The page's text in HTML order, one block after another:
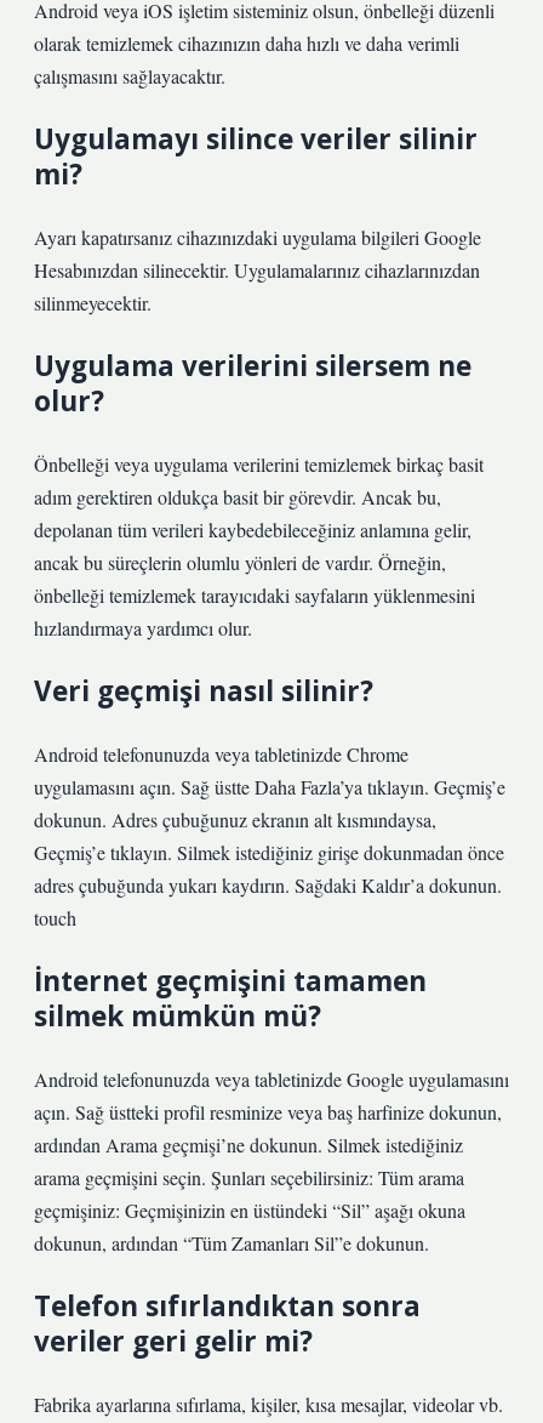
Android veya iOS işletim sisteminiz olsun, önbelleği düzenli
olarak temizlemek cihazınızın daha hızlı ve daha verimli
çalışmasını sağlayacaktır.
Uygulamayı silince veriler silinir
mi?
Ayarı kapatırsanız cihazınızdaki uygulama bilgileri Google
Hesabınızdan silinecektir. Uygulamalarınız cihazlarınızdan
silinmeyecektir.
Uygulama verilerini silersem ne
olur?
Önbelleği veya uygulama verilerini temizlemek birkaç basit
adım gerektiren oldukça basit bir görevdir. Ancak bu,
depolanan tüm verileri kaybedebileceğiniz anlamına gelir,
ancak bu süreçlerin olumlu yönleri de vardır. Örneğin,
önbelleği temizlemek tarayıcıdaki sayfaların yüklenmesini
hızlandırmaya yardımcı olur.
Veri geçmişi nasıl silinir?
Android telefonunuzda veya tabletinizde Chrome
uygulamasını açın. Sağ üstte Daha Fazla’ya tıklayın. Geçmiş’e
dokunun. Adres çubuğunuz ekranın alt kısmındaysa,
Geçmiş’e tıklayın. Silmek istediğiniz girişe dokunmadan önce
adres çubuğunda yukarı kaydırın. Sağdaki Kaldır’a dokunun.
touch
İnternet geçmişini tamamen
silmek mümkün mü?
Android telefonunuzda veya tabletinizde Google uygulamasını
açın. Sağ üstteki profil resminize veya baş harfinize dokunun,
ardından Arama geçmişi’ne dokunun. Silmek istediğiniz
arama geçmişini seçin. Şunları seçebilirsiniz: Tüm arama
geçmişiniz: Geçmişinizin en üstündeki “Sil” aşağı okuna
dokunun, ardından “Tüm Zamanları Sil”e dokunun.
Telefon sıfırlandıktan sonra
veriler geri gelir mi?
Fabrika ayarlarına sıfırlama, kişiler, kısa mesajlar, videolar vb.